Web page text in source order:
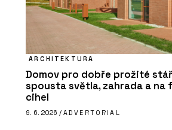
ARCHITEKTURA
Domov pro dobře prožité
spousta světla, zahrada a na
cihel
9. 6. 2026 / ADVERTORIAL